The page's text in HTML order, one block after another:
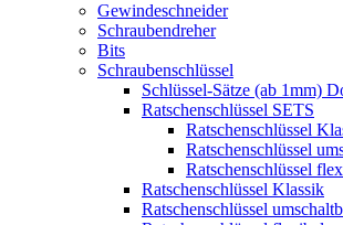
Gewindeschneider
Schraubendreher
Bits
Schraubenschlüssel
Schlüssel-Sätze (ab 1mm)
Ratschenschlüssel SETS
Ratschenschlüssel
Ratschenschlüssel
Ratschenschlüssel
Ratschenschlüssel Klassik
Ratschenschlüssel